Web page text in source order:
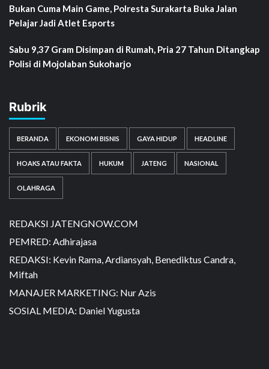
Bukan Cuma Main Game, Polresta Surakarta Buka Jalan
Pelajar Jadi Atlet Esports
Sabu 9,37 Gram Disimpan di Rumah, Pria 27 Tahun Ditangkap
Polisi di Mojolaban Sukoharjo
Rubrik
BERANDA EKONOMI BISNIS GAYA HIDUP HEADLINE
HOAKS ATAU FAKTA HUKUM JATENG NASIONAL
OLAHRAGA
REDAKSI JATENGNOW.COM
PEMRED: Adhirajasa
REDAKSI: Kevin Rama, Ardiansyah, Benediktus Candra,
Miftah
MANAJER MARKETING: Nur Azis
SOSIAL MEDIA: Daniel Yugusta